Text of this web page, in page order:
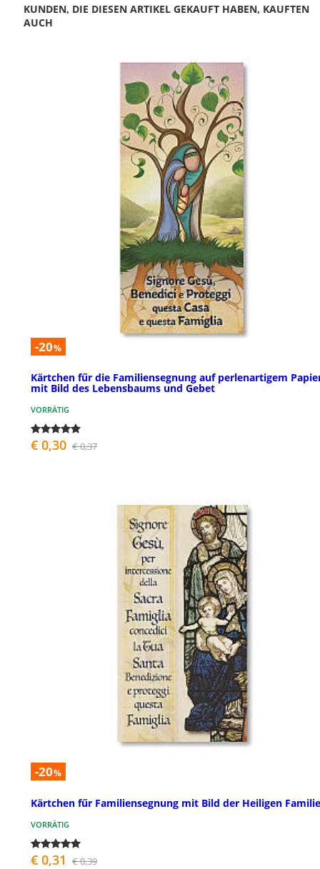
KUNDEN, DIE DIESEN ARTIKEL GEKAUFT HABEN, KAUFTEN
AUCH
-20%
Kärtchen fűr die Familiensegnung auf perlenartigem
mit Bild des Lebensbaums und Gebet
VORRÄTIG
€ 0,30 € 0,37
-20%
Kärtchen fűr Familiensegnung mit Bild der Heiligen Familie
VORRÄTIG
€ 0,31 € 0,39